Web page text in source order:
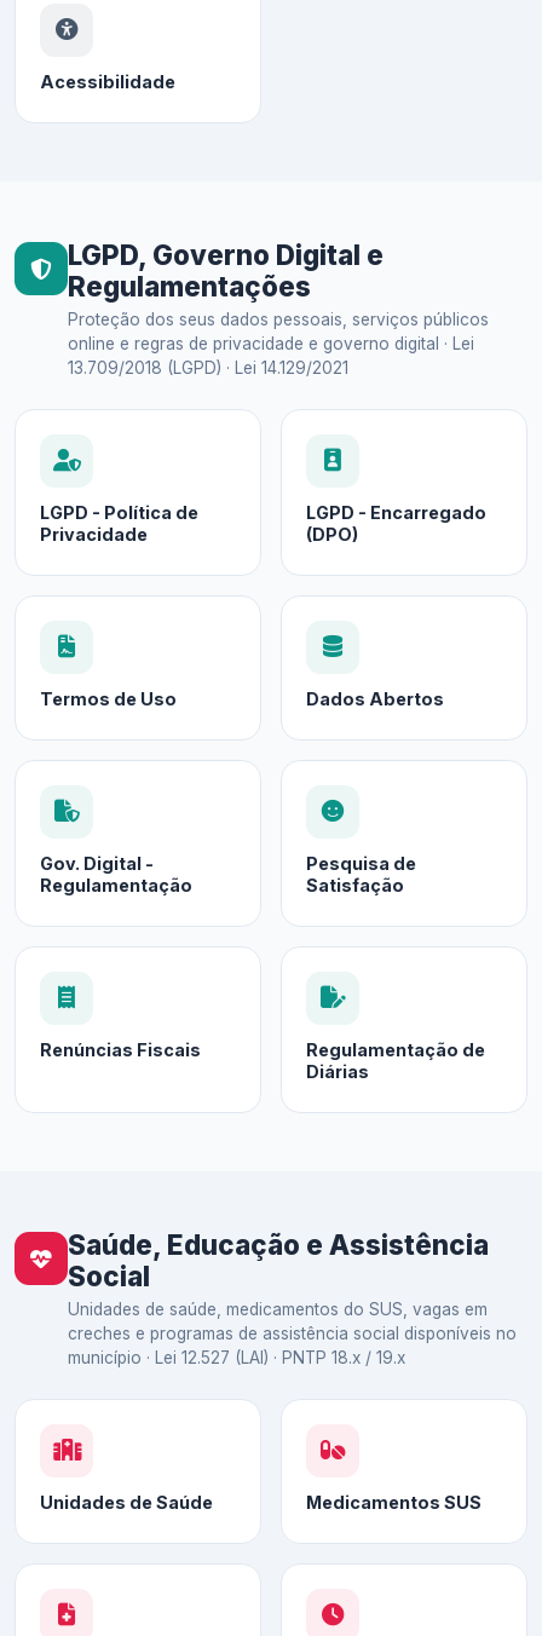
Acessibilidade
LGPD, Governo Digital e
Regulamentações
Proteção dos seus dados pessoais, serviços públicos
online e regras de privacidade e governo digital · Lei
13.709/2018 (LGPD) · Lei 14.129/2021
LGPD - Política de
Privacidade
LGPD - Encarregado
(DPO)
Termos de Uso Dados Abertos
Gov. Digital -
Regulamentação
Pesquisa de
Satisfação
Renúncias Fiscais
Regulamentação de
Diárias
Saúde, Educação e Assistência
Social
Unidades de saúde, medicamentos do SUS, vagas em
creches e programas de assistência social disponíveis no
município · Lei 12.527 (LAI) · PNTP 18.x / 19.x
Unidades de Saúde Medicamentos SUS